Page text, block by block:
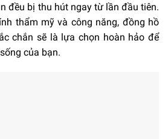
đều bị thu hút ngay từ lần đầu tiên.
thẩm mỹ và công năng, đồng hồ
chắn sẽ là lựa chọn hoàn hảo để
của bạn.